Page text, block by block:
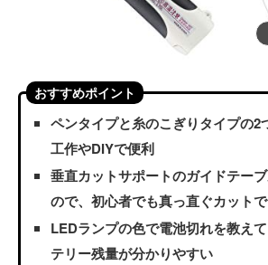
おすすめポイント
ペンタイプと糸のこぎりタイプの2
工作やDIYで便利
垂直カットサポートのガイドテー
ので、初心者でも真っ直ぐカット
LEDランプの色で電池切れを教え
テリー残量が分かりやすい